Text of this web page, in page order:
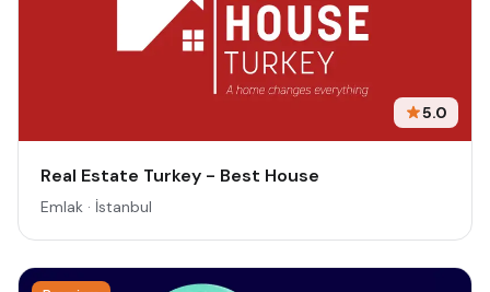
5.0
Real Estate Turkey - Best House
Emlak · İstanbul